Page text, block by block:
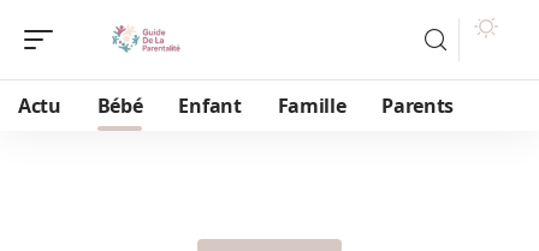
Actu Bébé Enfant Famille Parents